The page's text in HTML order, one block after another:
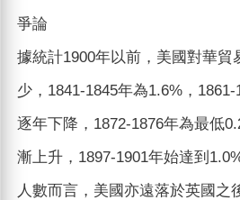
爭論
據統計1900年以前，美國對華貿
少，1841-1845年為1.6%，
逐年下降，1872-1876年為最低
漸上升，1897-1901年始達到
人數而言，美國亦遠落於英國之